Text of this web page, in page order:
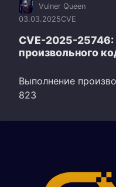
Vulner Queen
03.03.2025CVE
CVE-2025-
произвольного
Выполнение
823